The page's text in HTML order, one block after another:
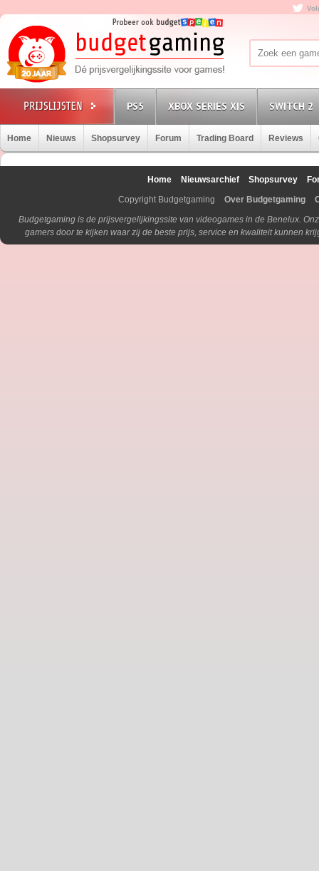
PS5 XBOX SERIES X|S SWITCH 2
Home Nieuws Shopsurvey Forum Trading Board Reviews
Home Nieuwsarchief Shopsurvey
Copyright Budgetgaming
Over Budgetgaming
Budgetgaming is de prijsvergelijkingssite van videogames in de Benelux.
gamers door te kijken waar zij de beste prijs, service en kwaliteit kunnen